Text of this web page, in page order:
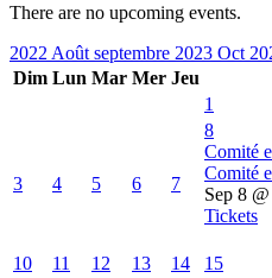
There are no upcoming events.
2022Aoûtseptembre 2023 Oct
Dim Lun Mar Mer Jeu
1
3 4 5 6 7
8
Comité
Comité
Sep 8
Tickets
10 11 12 13 14 15